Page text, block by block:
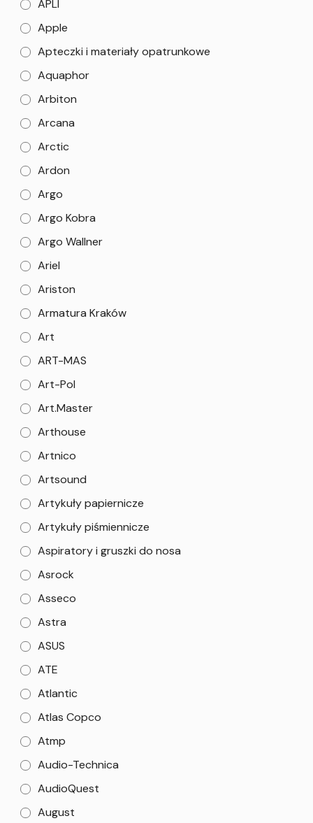
APLI
Apple
Apteczki i materiały opatrunkowe
Aquaphor
Arbiton
Arcana
Arctic
Ardon
Argo
Argo Kobra
Argo Wallner
Ariel
Ariston
Armatura Kraków
Art
ART-MAS
Art-Pol
Art.Master
Arthouse
Artnico
Artsound
Artykuły papiernicze
Artykuły piśmiennicze
Aspiratory i gruszki do nosa
Asrock
Asseco
Astra
ASUS
ATE
Atlantic
Atlas Copco
Atmp
Audio-Technica
AudioQuest
August